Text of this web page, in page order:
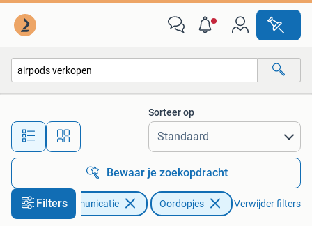
Alle afstanden…
Sorteer op
Bewaar je zoekopdracht
Filters
Telecommunicatie Oordopjes Verwijder filters